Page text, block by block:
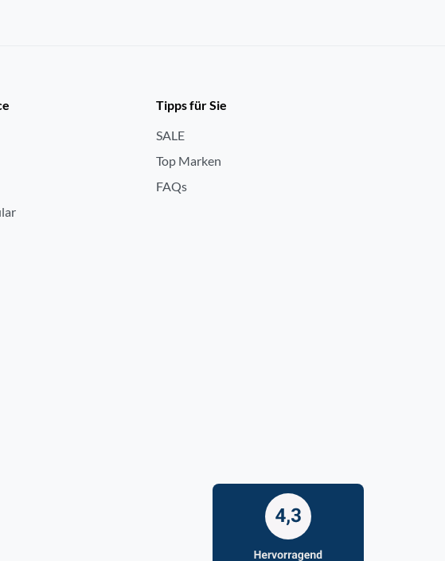
Tipps für Sie
SALE
Top Marken
FAQs